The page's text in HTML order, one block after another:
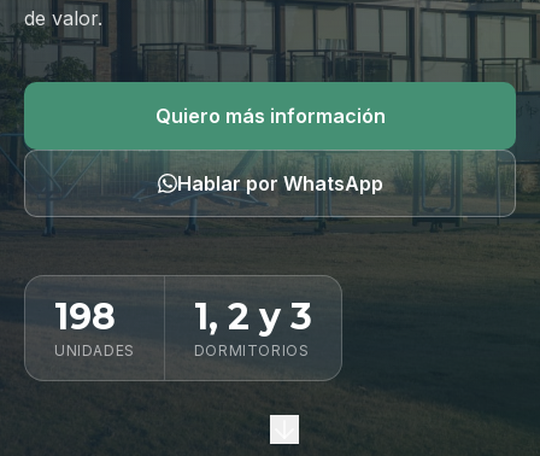
Hablar por WhatsApp
de valor.
Quiero más información
Hablar por WhatsApp
198
UNIDADES
1, 2 y 3
DORMITORIOS